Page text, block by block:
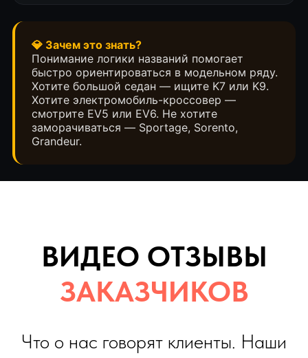
💎 Зачем это знать?
Понимание логики названий помогает
быстро ориентироваться в модельном ряду.
Хотите большой седан — ищите K7 или K9.
Хотите электромобиль-кроссовер —
смотрите EV5 или EV6. Не хотите
заморачиваться — Sportage, Sorento,
Grandeur.
недавние автомобили (кейсы)